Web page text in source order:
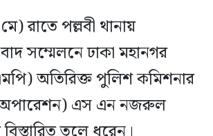
রাতে পল্লবী থানায়
সম্মেলনে ঢাকা মহানগর
অতিরিক্ত পুলিশ কমিশনার
অপারেশন) এস এন নজরুল